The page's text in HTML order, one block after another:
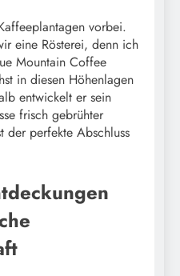
vorbei.
eine Rösterei, denn ich
Mountain Coffee
in diesen Höhenlagen
entwickelt er sein
frisch gebrühter
der perfekte Abschluss